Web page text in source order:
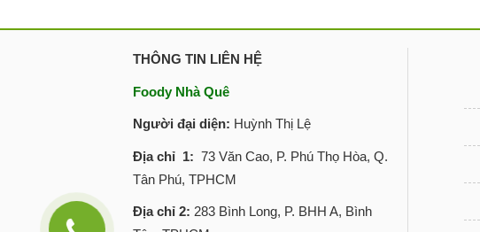
THÔNG TIN LIÊN HỆ
Foody Nhà Quê
Người đại diện: Huỳnh Thị Lệ
Địa chỉ 1: 73 Văn Cao, P. Phú Thọ Hòa, Q.
Tân Phú, TPHCM
Địa chỉ 2: 283 Bình Long, P. BHH A, Bình